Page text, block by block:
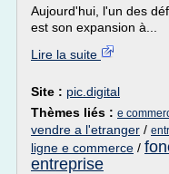
Aujourd'hui, l'un des
est son expansion à...
Lire la suite
Site : pic.digital
Thèmes liés : e
vendre a l'etranger /
ligne e commerce /
entreprise